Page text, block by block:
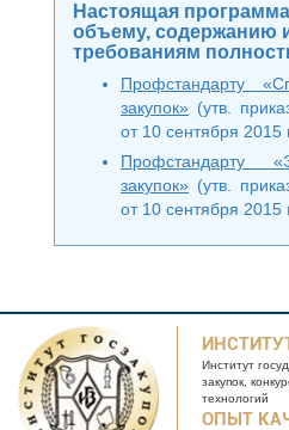
Настоящая
объему, содержанию
требованиям
Профстандарту
закупок» (утв.
от 10 сентября
Профстандарту
закупок» (утв.
от 10 сентября 2015
Институт
закупок,
технологий
ОПЫТ